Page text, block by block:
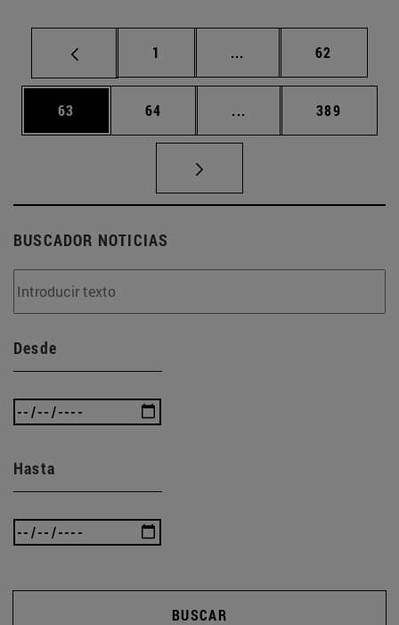
Página
1 ... Páginas intermedias
Página
62
Página
63 Página
64 ... Páginas intermedias
Página
389
BUSCADOR NOTICIAS
Desde
Hasta
BUSCAR